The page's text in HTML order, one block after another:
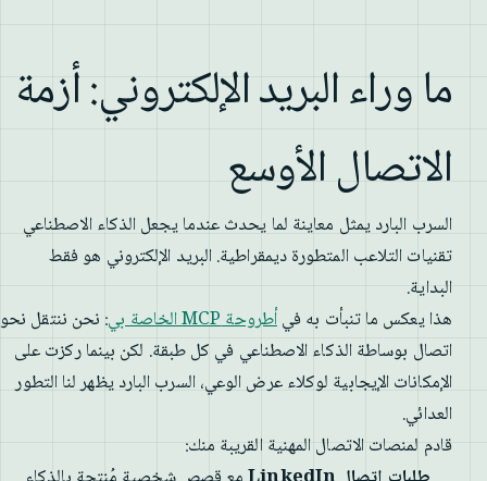
ما وراء البريد الإلكتروني: أزمة
الاتصال الأوسع
السرب البارد يمثل معاينة لما يحدث عندما يجعل الذكاء الاصطناعي
تقنيات التلاعب المتطورة ديمقراطية. البريد الإلكتروني هو فقط
البداية.
هذا يعكس ما تنبأت به فيأطروحة MCP الخاصة بي
: نحن ننتقل نحو
اتصال بوساطة الذكاء الاصطناعي في كل طبقة. لكن بينما ركزت على
الإمكانات الإيجابية لوكلاء عرض الوعي، السرب البارد يظهر لنا التطور
العدائي.
قادم لمنصات الاتصال المهنية القريبة منك: